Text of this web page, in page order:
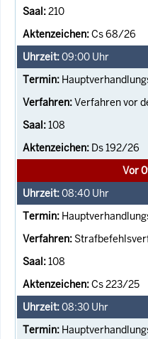
210
Cs 68/26
09:00 Uhr
Verfahren vor
108
Ds 192/26
Vor
08:40 Uhr
108
Cs 223/25
08:30 Uhr